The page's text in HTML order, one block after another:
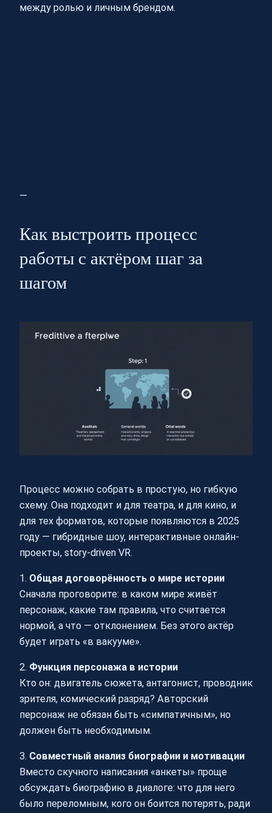
между ролью и личным брендом.
—
Как выстроить процесс
работы с актёром шаг за
шагом
Процесс можно собрать в простую, но гибкую
схему. Она подходит и для театра, и для кино, и
для тех форматов, которые появляются в 2025
году — гибридные шоу, интерактивные онлайн-
проекты, story-driven VR.
1. Общая договорённость о мире истории
Сначала проговорите: в каком мире живёт
персонаж, какие там правила, что считается
нормой, а что — отклонением. Без этого актёр
будет играть «в вакууме».
2. Функция персонажа в истории
Кто он: двигатель сюжета, антагонист, проводник
зрителя, комический разряд? Авторский
персонаж не обязан быть «симпатичным», но
должен быть необходимым.
3. Совместный анализ биографии и мотивации
Вместо скучного написания «анкеты» проще
обсуждать биографию в диалоге: что для него
было переломным, кого он боится потерять, ради